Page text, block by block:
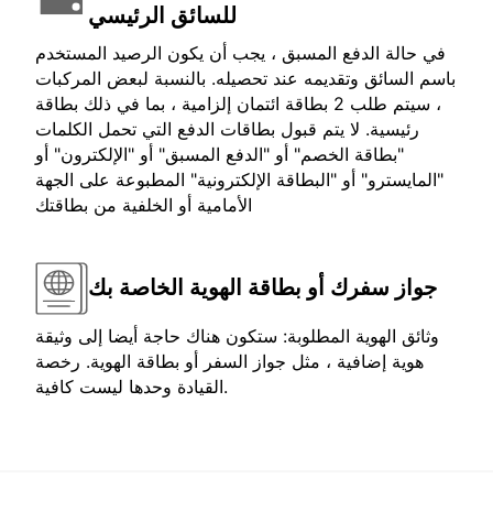
للسائق الرئيسي
في حالة الدفع المسبق ، يجب أن يكون الرصيد المستخدم
باسم السائق وتقديمه عند تحصيله. بالنسبة لبعض المركبات
، سيتم طلب 2 بطاقة ائتمان إلزامية ، بما في ذلك بطاقة
رئيسية. لا يتم قبول بطاقات الدفع التي تحمل الكلمات
"بطاقة الخصم" أو "الدفع المسبق" أو "الإلكترون" أو
"المايسترو" أو "البطاقة الإلكترونية" المطبوعة على الجهة
الأمامية أو الخلفية من بطاقتك
جواز سفرك أو بطاقة الهوية الخاصة بك
وثائق الهوية المطلوبة: ستكون هناك حاجة أيضا إلى وثيقة
هوية إضافية ، مثل جواز السفر أو بطاقة الهوية. رخصة
القيادة وحدها ليست كافية.